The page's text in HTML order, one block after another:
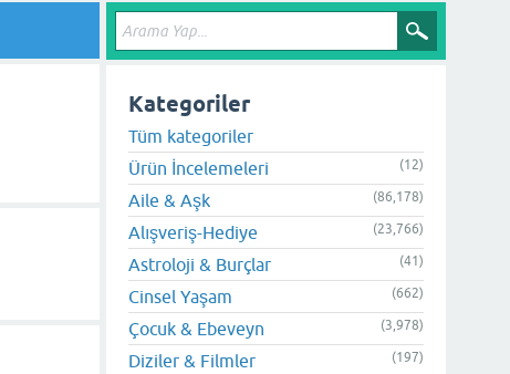
Kategoriler
Tüm kategoriler
Ürün İncelemeleri
(12)
Aile & Aşk (86,178)
Alışveriş-Hediye (23,766)
Astroloji & Burçlar (41)
Cinsel Yaşam (662)
Çocuk & Ebeveyn (3,978)
Diziler & Filmler (197)